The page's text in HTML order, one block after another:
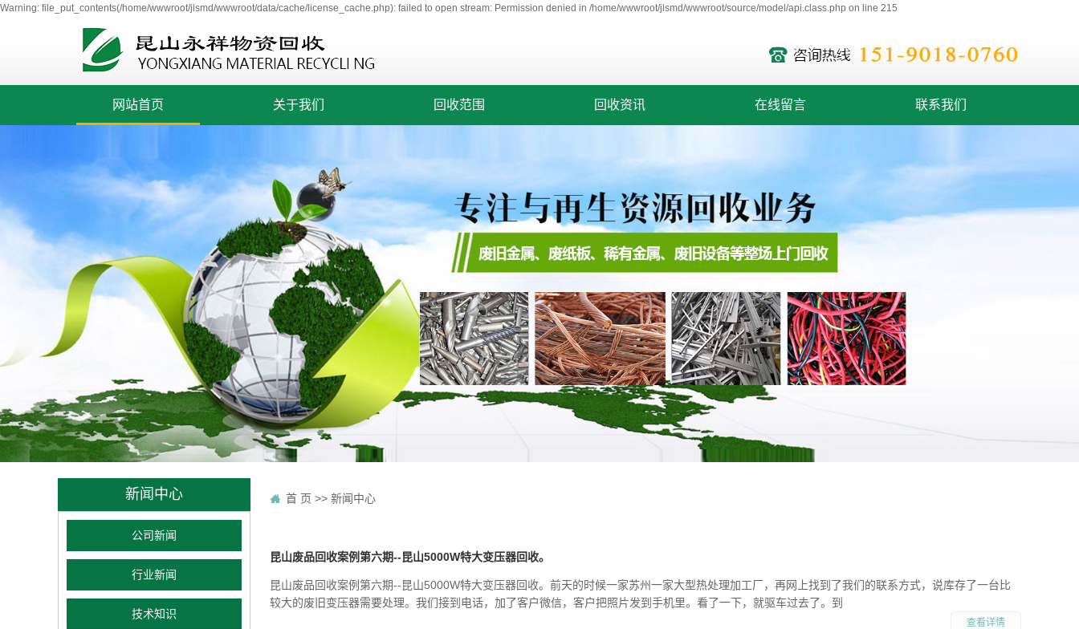
Warning: file_put_contents(/home/wwwroot/jlsmd/wwwroot/data/cache/license_cache.php): failed to open stream: Permission denied in /home/wwwroot/jlsmd/wwwroot/source/model/api.class.php on line 215
网站首页 关于我们 回收范围 回收资讯 在线留言 联系我们
新闻中心
公司新闻
行业新闻
技术知识
首 页 >> 新闻中心
昆山废品回收案例第六期--昆山5000W特大变压器回收。
昆山废品回收案例第六期--昆山5000W特大变压器回收。前天的时候一家苏州一家大型热处理加工厂，再网上找到了我们的联系方式，说库存了一台比
较大的废旧变压器需要处理。我们接到电话，加了客户微信，客户把照片发到手机里。看了一下，就驱车过去了。到
查看详情